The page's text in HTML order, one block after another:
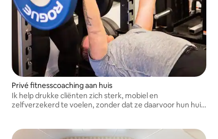
Privé fitnesscoaching aan huis
Ik help drukke cliënten zich sterk, mobiel en
zelfverzekerd te voelen, zonder dat ze daarvoor hun huis